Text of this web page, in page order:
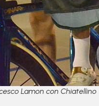
Lamon con Chiatellino